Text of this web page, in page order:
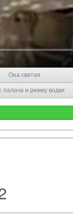
Она святая
палача и рюмку водки